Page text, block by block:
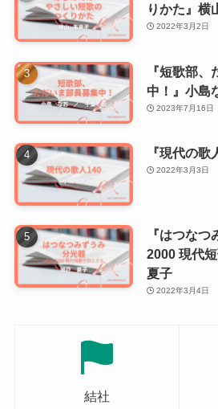
りかた』横
2022年3月2日
『短歌部
中！』小島
2023年7月16日
『現代の
2022年3月3日
『はつな
2000 現代
夏子
2022年3月4日
結社